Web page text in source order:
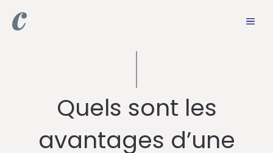
Quels sont les
avantages d’une